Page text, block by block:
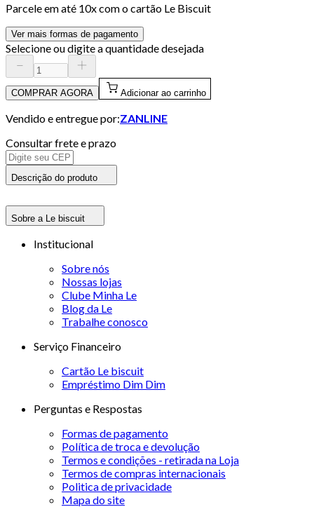
Parcele em até 10x com o cartão Le Biscuit
Ver mais formas de pagamento
Selecione ou digite a quantidade desejada
COMPRAR AGORA Adicionar ao carrinho
Vendido e entregue por:ZANLINE
Consultar frete e prazo
Descrição do produto
Sobre a Le biscuit
Institucional
Sobre nós
Nossas lojas
Clube Minha Le
Blog da Le
Trabalhe conosco
Serviço Financeiro
Cartão Le biscuit
Empréstimo Dim Dim
Perguntas e Respostas
Formas de pagamento
Política de troca e devolução
Termos e condições - retirada na Loja
Termos de compras internacionais
Politica de privacidade
Mapa do site